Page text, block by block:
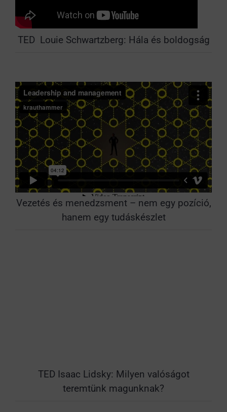
TED Louie Schwartzberg: Hála és boldogság
Vezetés és menedzsment – nem egy pozíció,
hanem egy tudáskészlet
TED Isaac Lidsky: Milyen valóságot
teremtünk magunknak?